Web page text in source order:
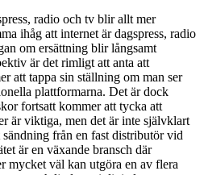
radio och tv blir allt mer
ihåg att internet är dagspress, radio
om ersättning blir långsamt
är det rimligt att anta att
att tappa sin ställning om man ser
plattformarna. Det är dock
fortsatt kommer att tycka att
är viktiga, men det är inte självklart
sändning från en fast distributör vid
är en växande bransch där
mycket väl kan utgöra en av flera